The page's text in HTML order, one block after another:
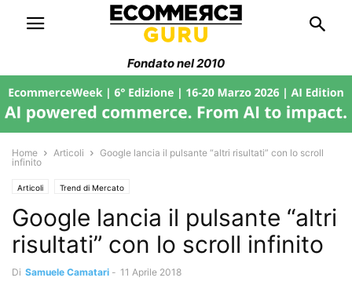
Fondato nel 2010
Home Articoli
Google lancia il pulsante “altri risultati” con lo scroll
infinito
Articoli Trend di Mercato
Google lancia il pulsante “altri
risultati” con lo scroll infinito
Di Samuele Camatari - 11 Aprile 2018